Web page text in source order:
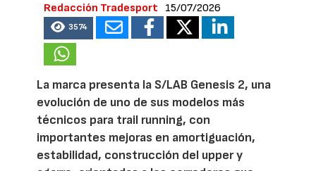
Redacción Tradesport 15/07/2026
3574
La marca presenta la S/LAB Genesis 2, una
evolución de uno de sus modelos más
técnicos para trail running, con
importantes mejoras en amortiguación,
estabilidad, construcción del upper y